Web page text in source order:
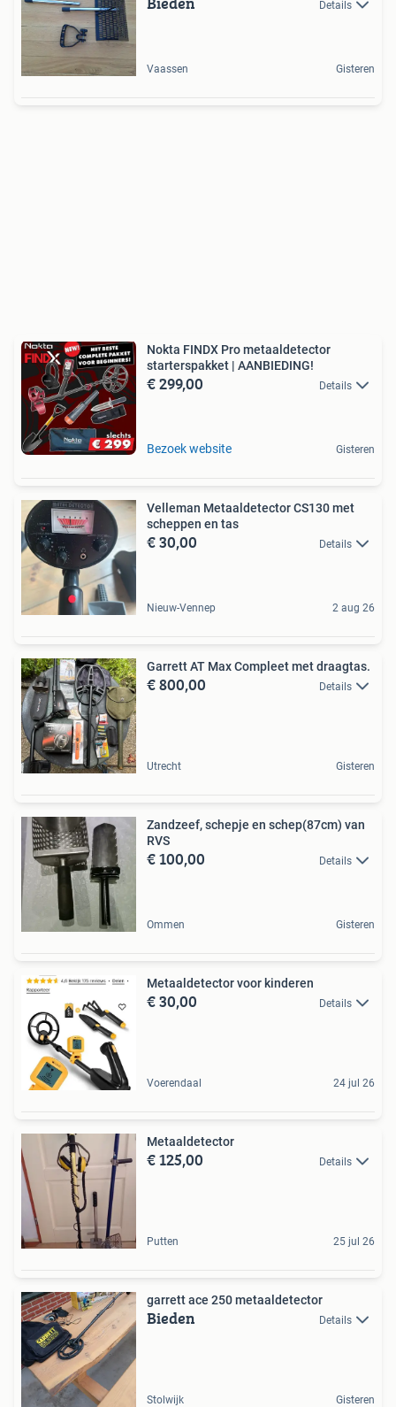
Details
Vaassen Gisteren
Nokta FINDX Pro metaaldetector
starterspakket | AANBIEDING!
€ 299,00 Details
Bezoek website Gisteren
Velleman Metaaldetector CS130 met
scheppen en tas
€ 30,00 Details
Nieuw-Vennep 2 aug 26
Garrett AT Max Compleet met draagtas.
€ 800,00 Details
Utrecht Gisteren
Zandzeef, schepje en schep(87cm) van
RVS
€ 100,00 Details
Ommen Gisteren
Metaaldetector voor kinderen
€ 30,00 Details
Voerendaal 24 jul 26
Metaaldetector
€ 125,00 Details
Putten 25 jul 26
garrett ace 250 metaaldetector
Bieden Details
Stolwijk Gisteren